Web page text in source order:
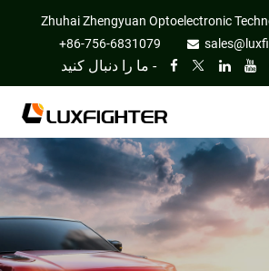
Zhuhai Zhengyuan Optoelectronic
+86-756-6831079
ما را دنبال کنید -